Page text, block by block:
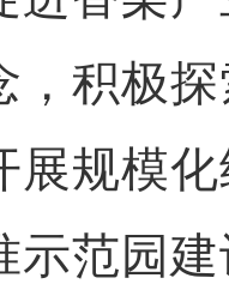
，积极
展规模
示范园